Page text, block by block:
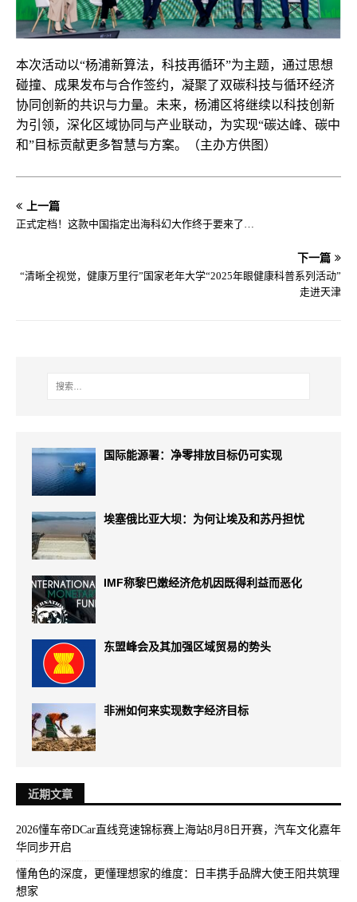
本次活动以“杨浦新算法，科技再循环”为主题，通过思想
碰撞、成果发布与合作签约，凝聚了双碳科技与循环经济
协同创新的共识与力量。未来，杨浦区将继续以科技创新
为引领，深化区域协同与产业联动，为实现“碳达峰、碳中
和”目标贡献更多智慧与方案。（主办方供图）
上一篇
正式定档！这款中国指定出海科幻大作终于要来了…
下一篇
“清晰全视觉，健康万里行”国家老年大学“2025年眼健康科普系列活动”
走进天津
国际能源署：净零排放目标仍可实现
埃塞俄比亚大坝：为何让埃及和苏丹担忧
IMF称黎巴嫩经济危机因既得利益而恶化
东盟峰会及其加强区域贸易的势头
非洲如何来实现数字经济目标
近期文章
2026懂车帝DCar直线竞速锦标赛上海站8月8日开赛，汽车文化嘉年
华同步开启
懂角色的深度，更懂理想家的维度：日丰携手品牌大使王阳共筑理
想家